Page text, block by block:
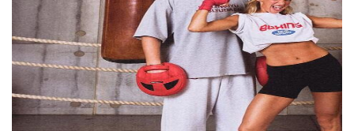
доступными. И отличие в том, что это не
просто бренд, а это именно "бренд-
подружка", это "бренд-соседка", это "бренд
твой близкий друг", в котором максимально
комфортно», — рассказала Мурашкина.